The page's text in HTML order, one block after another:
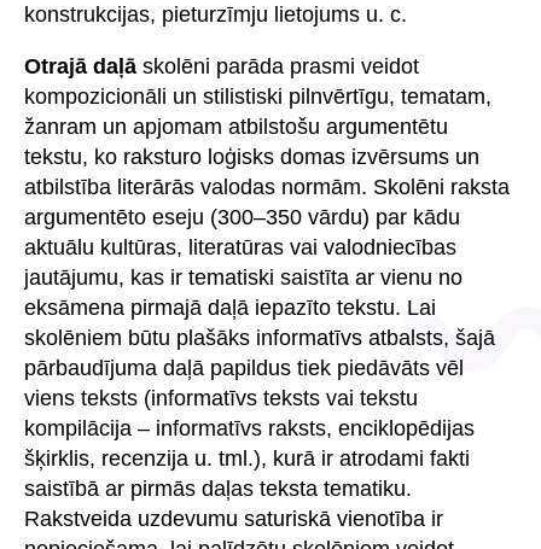
konstrukcijas, pieturzīmju lietojums u. c.
Otrajā daļā skolēni parāda prasmi veidot
kompozicionāli un stilistiski pilnvērtīgu, tematam,
žanram un apjomam atbilstošu argumentētu
tekstu, ko raksturo loģisks domas izvērsums un
atbilstība literārās valodas normām. Skolēni raksta
argumentēto eseju (300–350 vārdu) par kādu
aktuālu kultūras, literatūras vai valodniecības
jautājumu, kas ir tematiski saistīta ar vienu no
eksāmena pirmajā daļā iepazīto tekstu. Lai
skolēniem būtu plašāks informatīvs atbalsts, šajā
pārbaudījuma daļā papildus tiek piedāvāts vēl
viens teksts (informatīvs teksts vai tekstu
kompilācija – informatīvs raksts, enciklopēdijas
šķirklis, recenzija u. tml.), kurā ir atrodami fakti
saistībā ar pirmās daļas teksta tematiku.
Rakstveida uzdevumu saturiskā vienotība ir